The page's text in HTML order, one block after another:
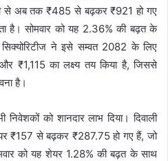
से अब तक ₹485 से बढ़कर ₹921 हो गए
है। सोमवार को यह 2.36% की बढ़त के
ने इसे सम्वत 2082 के लिए
₹1,115 का लक्ष्य तय किया है, जिससे
है।
को शानदार लाभ दिया। दिवाली
से बढ़कर ₹287.75 हो गए हैं, जो
को यह शेयर 1.28% की बढ़त के साथ